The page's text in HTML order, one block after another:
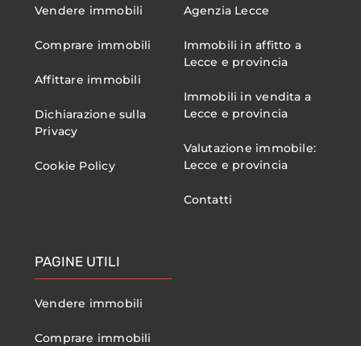
Vendere immobili
Comprare immobili
Affittare immobili
Dichiarazione sulla
Privacy
Cookie Policy
Agenzia Lecce
Immobili in affitto a
Lecce e provincia
Immobili in vendita a
Lecce e provincia
Valutazione immobile:
Lecce e provincia
Contatti
PAGINE UTILI
Vendere immobili
Comprare immobili